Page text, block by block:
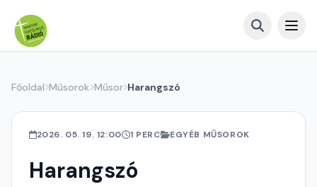
Főoldal Műsorok Műsor Harangszó
2026. 05. 19. 12:00 1 PERC EGYÉB MŰSOROK
Harangszó